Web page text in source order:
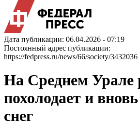
Дата публикации: 06.04.2026 - 07:19
Постоянный адрес публикации:
https://fedpress.ru/news/66/society/3432036
На Среднем Урале
похолодает и
снег